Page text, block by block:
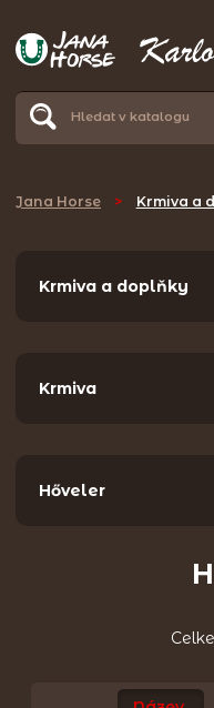
Jana Horse > Krmiva a
Krmiva a doplňky
Krmiva
Hőveler